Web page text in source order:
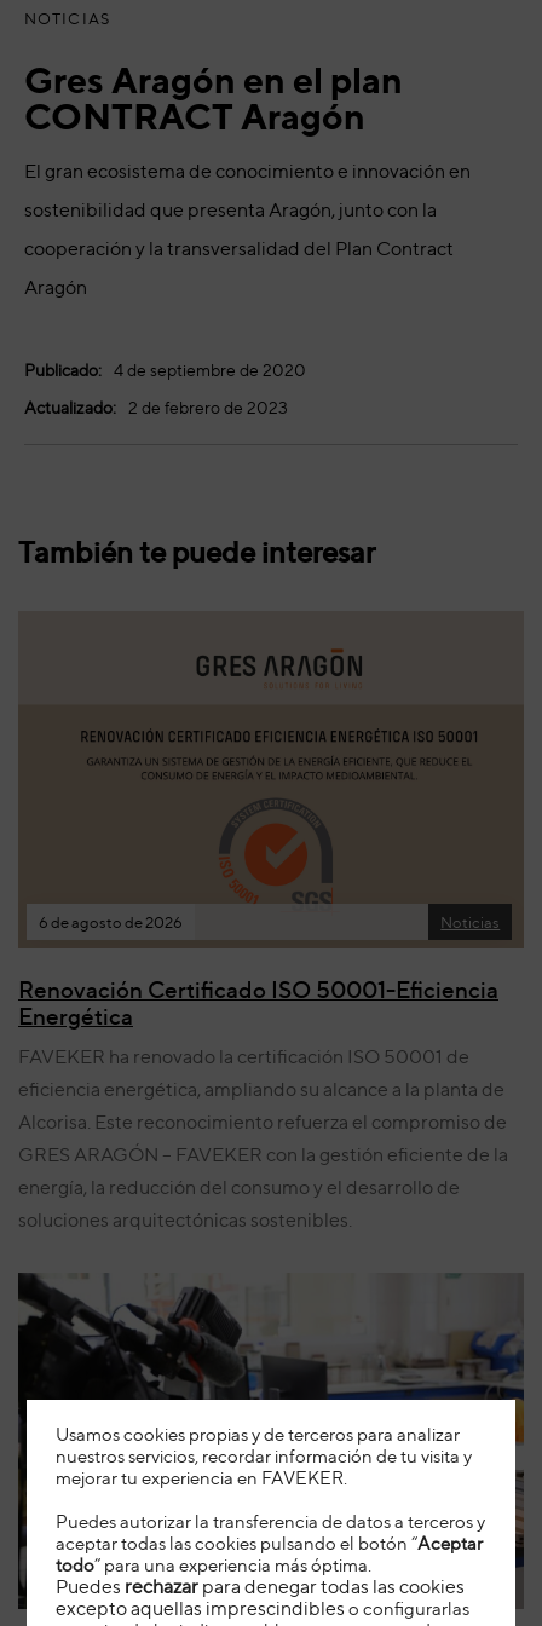
NOTICIAS
Gres Aragón en el plan
CONTRACT Aragón
El gran ecosistema de conocimiento e innovación en
sostenibilidad que presenta Aragón, junto con la
cooperación y la transversalidad del Plan Contract
Aragón
Publicado: 4 de septiembre de 2020
Actualizado:
2 de febrero de 2023
También te puede interesar
6 de agosto de 2026 Noticias
Renovación Certificado ISO 50001-Eficiencia
Energética
FAVEKER ha renovado la certificación ISO 50001 de
eficiencia energética, ampliando su alcance a la planta de
Alcorisa. Este reconocimiento refuerza el compromiso de
GRES ARAGÓN – FAVEKER con la gestión eficiente de la
energía, la reducción del consumo y el desarrollo de
soluciones arquitectónicas sostenibles.
5 de agosto de 2026 Noticias
Usamos cookies propias y de terceros para analizar
nuestros servicios, recordar información de tu visita y
mejorar tu experiencia en FAVEKER.
Puedes autorizar la transferencia de datos a terceros y
aceptar todas las cookies pulsando el botón “Aceptar
todo” para una experiencia más óptima.
Puedes rechazar para denegar todas las cookies
excepto aquellas imprescindibleso configurarlas